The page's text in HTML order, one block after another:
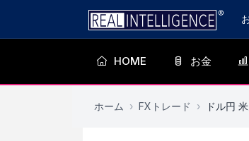
HOME お金
ホーム › FXトレード › ドル円